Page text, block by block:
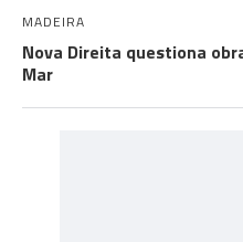
MADEIRA
Nova Direita questiona
Mar